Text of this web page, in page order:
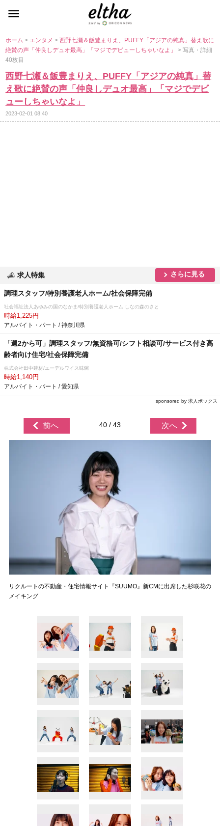
ホーム> エンタメ>西野七瀬＆飯豊まりえ、PUFFY「アジアの純真」替え歌に
絶賛の声「仲良しデュオ最高」「マジでデビューしちゃいなよ」> 写真・詳細
40枚目
西野七瀬＆飯豊まりえ、PUFFY「アジアの純真」替
え歌に絶賛の声「仲良しデュオ最高」「マジでデビ
ューしちゃいなよ」
2023-02-01 08:40
求人特集 さらに見る
調理スタッフ/特別養護老人ホーム/社会保障完備
社会福祉法人あゆみの国のなかま/特別養護老人ホーム しなの森のさと
時給1,225円
アルバイト・パート / 神奈川県
「週2から可」調理スタッフ/無資格可/シフト相談可/サービス付き高
齢者向け住宅/社会保障完備
株式会社田中建材/エーデルワイス味鋺
時給1,140円
アルバイト・パート / 愛知県
sponsored by 求人ボックス
前へ 40 / 43 次へ
リクルートの不動産・住宅情報サイト『SUUMO』新CMに出席した杉咲花の
メイキング